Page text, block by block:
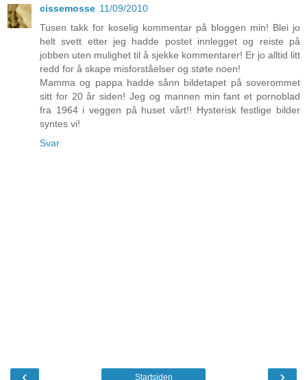
cissemosse 11/09/2010
Tusen takk for koselig kommentar på bloggen min! Blei jo
helt svett etter jeg hadde postet innlegget og reiste på
jobben uten mulighet til å sjekke kommentarer! Er jo alltid litt
redd for å skape misforståelser og støte noen!
Mamma og pappa hadde sånn bildetapet på soverommet
sitt for 20 år siden! Jeg og mannen min fant et pornoblad
fra 1964 i veggen på huset vårt!! Hysterisk festlige bilder
syntes vi!
Svar
‹ ›
Startsiden